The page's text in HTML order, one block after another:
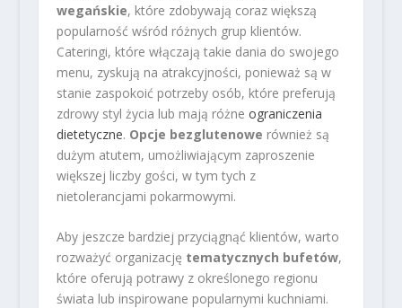
wegańskie, które zdobywają coraz większą
popularność wśród różnych grup klientów.
Cateringi, które włączają takie dania do swojego
menu, zyskują na atrakcyjności, ponieważ są w
stanie zaspokoić potrzeby osób, które preferują
zdrowy styl życia lub mają różne ograniczenia
dietetyczne. Opcje bezglutenowe również są
dużym atutem, umożliwiającym zaproszenie
większej liczby gości, w tym tych z
nietolerancjami pokarmowymi.
Aby jeszcze bardziej przyciągnąć klientów, warto
rozważyć organizację tematycznych bufetów,
które oferują potrawy z określonego regionu
świata lub inspirowane popularnymi kuchniami.